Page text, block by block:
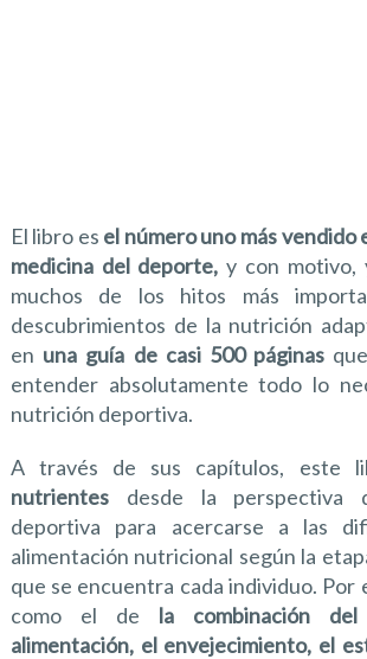
El libro es el número uno más vendido
medicina del deporte,y con motivo,
muchos de los hitos más
descubrimientos de la nutrición
en una guía de casi 500 páginas
entender absolutamente todo lo
nutrición deportiva.
A través de sus capítulos, este
nutrientesdesde la perspectiva
deportiva para acercarse a las
alimentación nutricional según la
que se encuentra cada individuo. Por
como el de la combinación
alimentación, el envejecimiento, el